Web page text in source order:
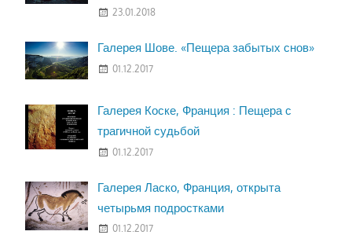
23.01.2018
Галерея Шове. «Пещера забытых снов»
01.12.2017
Галерея Коске, Франция : Пещера с
трагичной судьбой
01.12.2017
Галерея Ласко, Франция, открыта
четырьмя подростками
01.12.2017